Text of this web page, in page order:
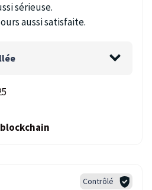
sérieuse.
aussi satisfaite.
Contrôlé